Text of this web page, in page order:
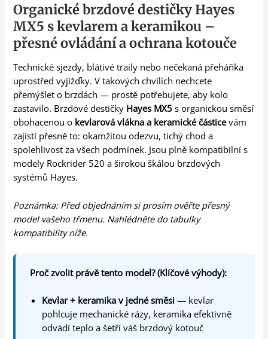
Organické brzdové destičky Hayes
MX5 s kevlarem a keramikou –
přesné ovládání a ochrana kotouče
Technické sjezdy, blátivé traily nebo nečekaná přeháňka
uprostřed vyjížďky. V takových chvílích nechcete
přemýšlet o brzdách — prostě potřebujete, aby kolo
zastavilo. Brzdové destičky Hayes MX5 s organickou směsí
obohacenou o kevlarová vlákna a keramické částicevám
zajistí přesně to: okamžitou odezvu, tichý chod a
spolehlivost za všech podmínek. Jsou plně kompatibilní s
modely Rockrider 520 a širokou škálou brzdových
systémů Hayes.
Poznámka: Před objednáním si prosím ověřte přesný
model vašeho třmenu. Nahlédněte do tabulky
kompatibility níže.
Proč zvolit právě tento model? (Klíčové výhody):
Kevlar + keramika v jedné směsi — kevlar
pohlcuje mechanické rázy, keramika efektivně
odvádí teplo a šetří váš brzdový kotouč